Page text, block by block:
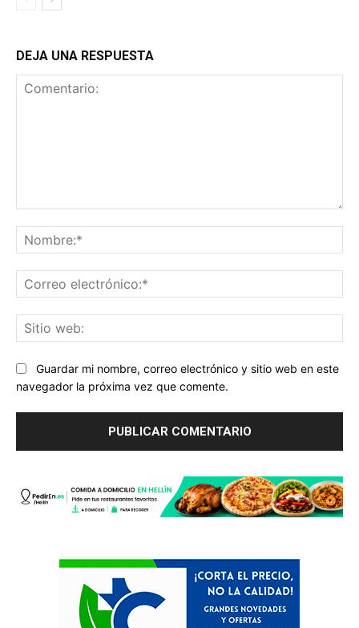
DEJA UNA RESPUESTA
Guardar mi nombre, correo electrónico y sitio web en este
navegador la próxima vez que comente.